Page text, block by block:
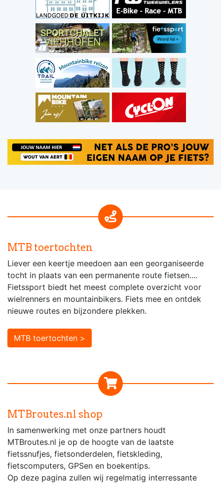
MTB toertochten
Liever een keertje meedoen aan een georganiseerde
tocht in plaats van een permanente route fietsen....
Fietssport biedt het meest complete overzicht voor
wielrenners en mountainbikers. Fiets mee en ontdek
nieuwe routes en bijzondere plekken.
MTB toertochten >
MTBroutes.nl shop
In samenwerking met onze partners houdt
MTBroutes.nl je op de hoogte van de laatste
fietssnufjes, fietsonderdelen, fietskleding,
fietscomputers, GPSen en boekentips.
Op deze pagina zullen wij regelmatig interressante